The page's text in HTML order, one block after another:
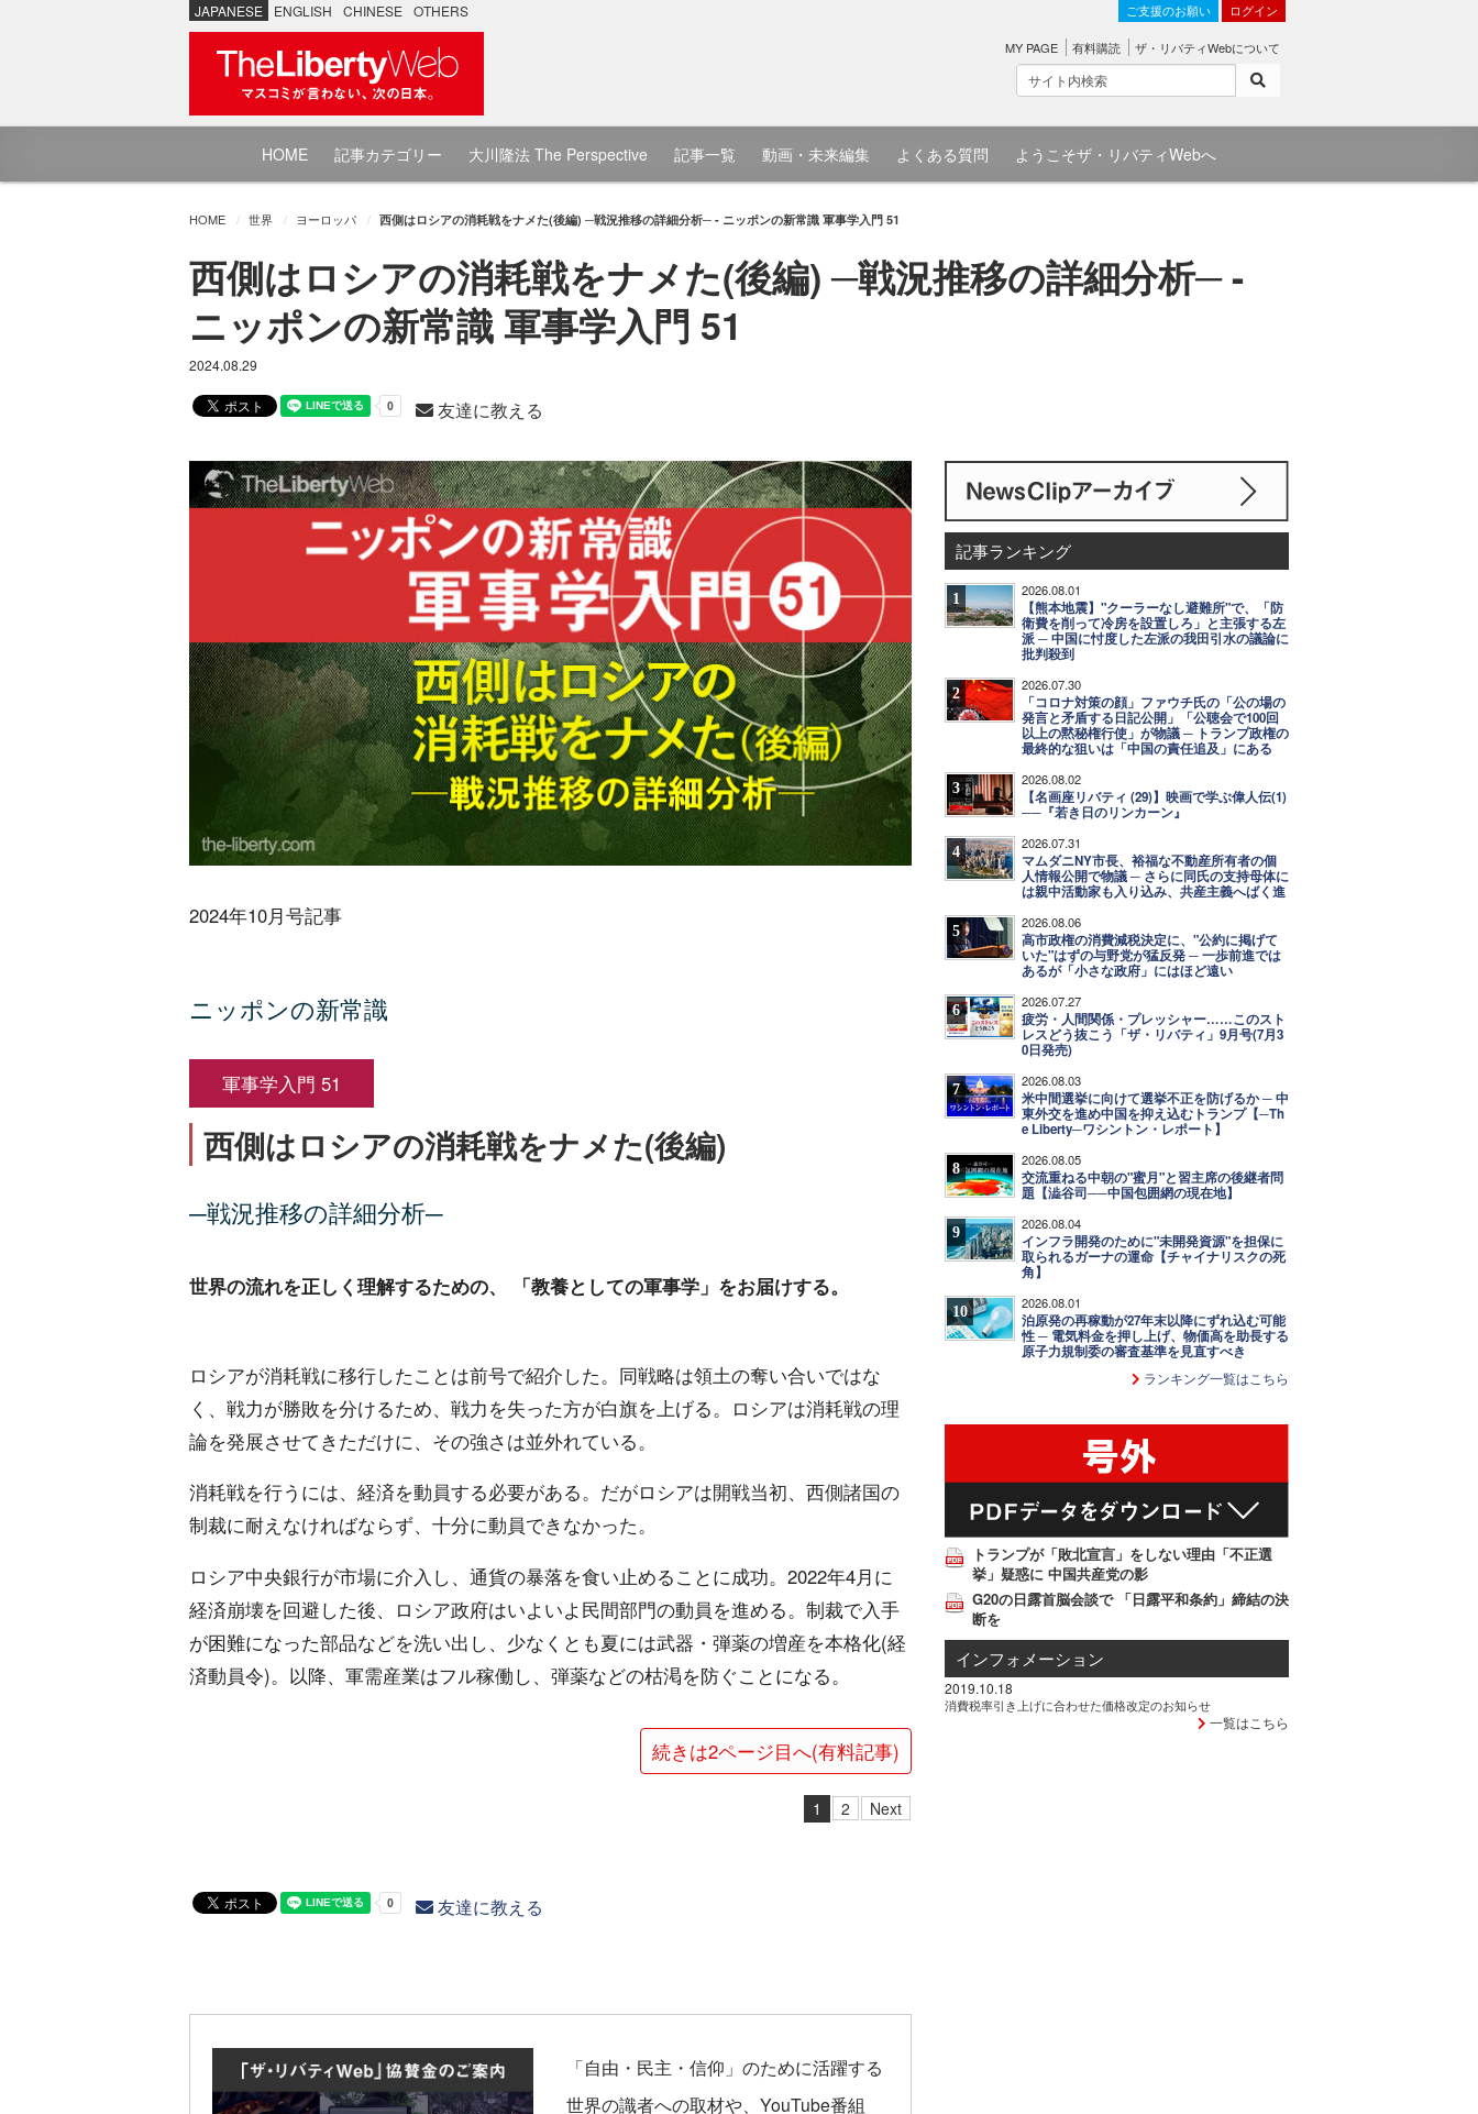
JAPANESE ENGLISH CHINESE OTHERS ご支援のお願い ログイン
MY PAGE 有料購読 ザ・リバティWebについて
HOME 記事カテゴリー 大川隆法 The Perspective 記事一覧 動画・未来編集 よくある質問 ようこそザ・リバティWebへ
HOME 世界 ヨーロッパ 西側はロシアの消耗戦をナメた(後編) ─戦況推移の詳細分析─ - ニッポンの新常識 軍事学入門 51
西側はロシアの消耗戦をナメた(後編) ─戦況推移の詳細分析─ -
ニッポンの新常識 軍事学入門 51
2024.08.29
友達に教える
2024年10月号記事
ニッポンの新常識
軍事学入門 51
西側はロシアの消耗戦をナメた(後編)
─戦況推移の詳細分析─
世界の流れを正しく理解するための、 「教養としての軍事学」をお届けする。
ロシアが消耗戦に移行したことは前号で紹介した。同戦略は領土の奪い合いではな
く、戦力が勝敗を分けるため、戦力を失った方が白旗を上げる。ロシアは消耗戦の理
論を発展させてきただけに、その強さは並外れている。
消耗戦を行うには、経済を動員する必要がある。だがロシアは開戦当初、西側諸国の
制裁に耐えなければならず、十分に動員できなかった。
ロシア中央銀行が市場に介入し、通貨の暴落を食い止めることに成功。2022年4月に
経済崩壊を回避した後、ロシア政府はいよいよ民間部門の動員を進める。制裁で入手
が困難になった部品などを洗い出し、少なくとも夏には武器・弾薬の増産を本格化(経
済動員令)。以降、軍需産業はフル稼働し、弾薬などの枯渇を防ぐことになる。
続きは2ページ目へ(有料記事)
1 2 Next
友達に教える
「自由・民主・信仰」のために活躍する
世界の識者への取材や、YouTube番組
記事ランキング
1 2026.08.01
【熊本地震】"クーラーなし避難所"で、「防
衛費を削って冷房を設置しろ」と主張する左
派 ─ 中国に忖度した左派の我田引水の議論に
批判殺到
2 2026.07.30
「コロナ対策の顔」ファウチ氏の「公の場の
発言と矛盾する日記公開」「公聴会で100回
以上の黙秘権行使」が物議 ─ トランプ政権の
最終的な狙いは「中国の責任追及」にある
3 2026.08.02
【名画座リバティ (29)】映画で学ぶ偉人伝(1)
──『若き日のリンカーン』
4 2026.07.31
マムダニNY市長、裕福な不動産所有者の個
人情報公開で物議 ─ さらに同氏の支持母体に
は親中活動家も入り込み、共産主義へばく進
5 2026.08.06
高市政権の消費減税決定に、"公約に掲げて
いた"はずの与野党が猛反発 ─ 一歩前進では
あるが「小さな政府」にはほど遠い
6 2026.07.27
疲労・人間関係・プレッシャー……このスト
レスどう抜こう「ザ・リバティ」9月号(7月3
0日発売)
7 2026.08.03
米中間選挙に向けて選挙不正を防げるか ─ 中
東外交を進め中国を抑え込むトランプ【─Th
e Liberty─ワシントン・レポート】
8 2026.08.05
交流重ねる中朝の"蜜月"と習主席の後継者問
題【澁谷司──中国包囲網の現在地】
9 2026.08.04
インフラ開発のために"未開発資源"を担保に
取られるガーナの運命【チャイナリスクの死
角】
10 2026.08.01
泊原発の再稼動が27年末以降にずれ込む可能
性 ─ 電気料金を押し上げ、物価高を助長する
原子力規制委の審査基準を見直すべき
ランキング一覧はこちら
トランプが「敗北宣言」をしない理由「不正選
挙」疑惑に 中国共産党の影
G20の日露首脳会談で 「日露平和条約」締結の決
断を
インフォメーション
2019.10.18
消費税率引き上げに合わせた価格改定のお知らせ
一覧はこちら